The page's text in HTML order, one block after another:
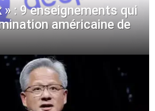
» : 9 enseignements qui
américaine de